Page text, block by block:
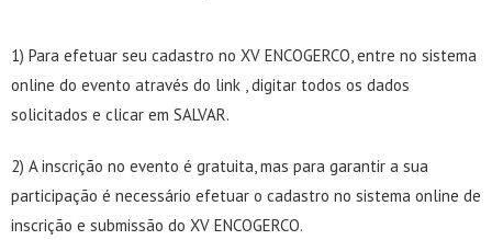
1) Para efetuar seu cadastro no XV ENCOGERCO, entre no sistema
online do evento através do link , digitar todos os dados
solicitados e clicar em SALVAR.
2) A inscrição no evento é gratuita, mas para garantir a sua
participação é necessário efetuar o cadastro no sistema online de
inscrição e submissão do XV ENCOGERCO.